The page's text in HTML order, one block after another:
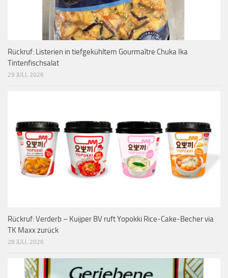
Rückruf: Listerien in tiefgekühltem Gourmaître Chuka Ika
Tintenfischsalat
29 JULI, 2026
Rückruf: Verderb – Kuijper BV ruft Yopokki Rice-Cake-Becher via
TK Maxx zurück
28 JULI, 2026